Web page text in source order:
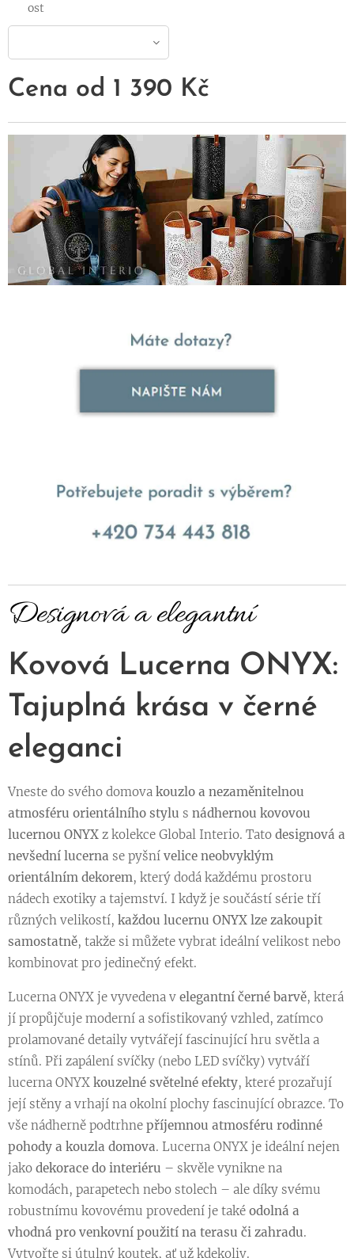
ost
Cena od 1 390 Kč
Designová a elegantní
Kovová Lucerna ONYX:
Tajuplná krása v černé
eleganci
Vneste do svého domova kouzlo a nezaměnitelnou
atmosféru orientálního stylu s nádhernou kovovou
lucernou ONYX z kolekce Global Interio. Tato designová a
nevšední lucerna se pyšní velice neobvyklým
orientálním dekorem, který dodá každému prostoru
nádech exotiky a tajemství. I když je součástí série tří
různých velikostí, každou lucernu ONYX lze zakoupit
samostatně, takže si můžete vybrat ideální velikost nebo
kombinovat pro jedinečný efekt.
Lucerna ONYX je vyvedena v elegantní černé barvě, která
jí propůjčuje moderní a sofistikovaný vzhled, zatímco
prolamované detaily vytvářejí fascinující hru světla a
stínů. Při zapálení svíčky (nebo LED svíčky) vytváří
lucerna ONYX kouzelné světelné efekty, které prozařují
její stěny a vrhají na okolní plochy fascinující obrazce. To
vše nádherně podtrhne příjemnou atmosféru rodinné
pohody a kouzla domova. Lucerna ONYX je ideální nejen
jako dekorace do interiéru – skvěle vynikne na
komodách, parapetech nebo stolech – ale díky svému
robustnímu kovovému provedení je také odolná a
vhodná pro venkovní použití na terasu či zahradu.
Vytvořte si útulný koutek, ať už kdekoliv.